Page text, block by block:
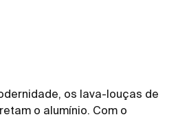
os lava-louças de
o alumínio. Com o